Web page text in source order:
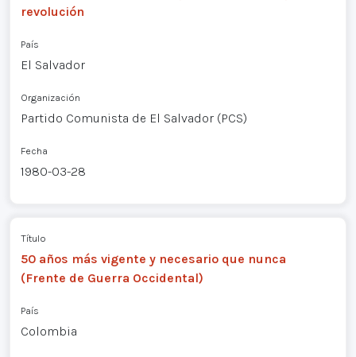
revolución
País
El Salvador
Organización
Partido Comunista de El Salvador (PCS)
Fecha
1980-03-28
Título
50 años más vigente y necesario que nunca
(Frente de Guerra Occidental)
País
Colombia